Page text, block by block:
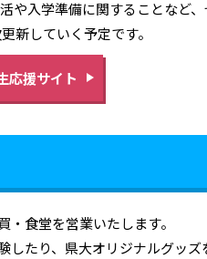
や入学準備に関することなど、
新していく予定です。
応援サイト
食堂を営業いたします。
たり、県大オリジナルグッズ